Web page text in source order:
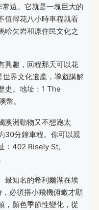
遠。它就是一塊巨大的
值得花八小時車程就看
哈欠岩和原住民文化之
興趣，回程那天可以花
界文化遺產，導遊講解
史。地址：1 The
幣。
澳洲動物又不想跑太
30分鐘車程。你可以親
：402 Risely St,
最知名的希利爾湖在埃
必須搭小飛機俯瞰才顯
，顏色季節性變化，從